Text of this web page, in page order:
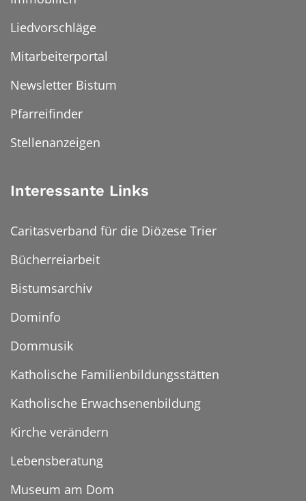
Liedvorschläge
Mitarbeiterportal
Newsletter Bistum
Pfarreifinder
Stellenanzeigen
Interessante Links
Caritasverband für die Diözese Trier
Bücherreiarbeit
Bistumsarchiv
Dominfo
Dommusik
Katholische Familienbildungsstätten
Katholische Erwachsenenbildung
Kirche verändern
Lebensberatung
Museum am Dom